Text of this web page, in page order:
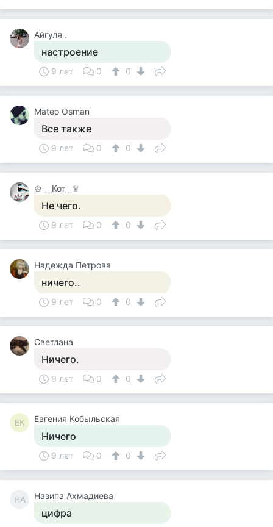
Айгуля .
настроение
9 лет 0 0
Mateo Osman
Все также
9 лет 0 0
♔ __Кот__♕
Не чего.
9 лет 0 0
Надежда Петрова
ничего..
9 лет 0 0
Светлана
Ничего.
9 лет 0 0
ЕК Евгения Кобыльская
Ничего
9 лет 0 0
НА Назипа Ахмадиева
цифра